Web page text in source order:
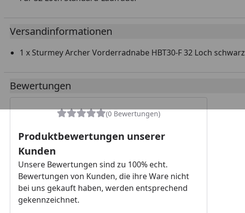
Versandinformationen
1 x Sturmey Archer Vorderradnabe HBT30-F 32 Loch schwarz
Bewertungen
(0 Bewertungen)
Produktbewertungen unserer
Kunden
Unsere Bewertungen sind zu 100% echt.
Bewertungen von Kunden, die ihre Ware nicht
bei uns gekauft haben, werden entsprechend
gekennzeichnet.